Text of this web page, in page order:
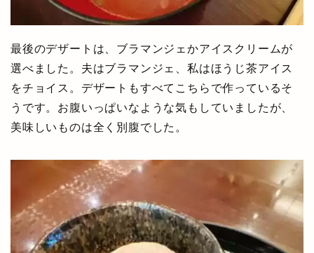
最後のデザートは、ブラマンジェかアイスクリームが
選べました。夫はブラマンジェ、私はほうじ茶アイス
をチョイス。デザートもすべてこちらで作っているそ
うです。お腹いっぱいなような気もしていましたが、
美味しいものは全く別腹でした。